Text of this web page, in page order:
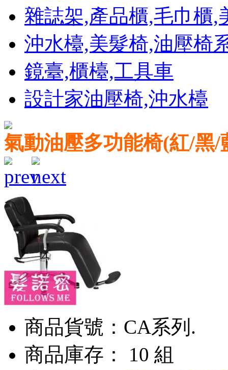
雜誌架,產品櫃,毛巾櫃,
沖水檯,美髮椅,油壓椅
鏡臺,櫃檯,工具車
設計家油壓椅,沖水檯
氣動油壓多功能椅(紅/黑/
商品貨號：CA系列.
商品庫存： 10 組